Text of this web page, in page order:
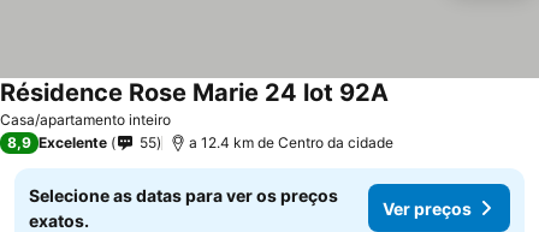
Casa/apartamento inteiro
Résidence Rose Marie 24 lot 92AVer preços
8,9 Excelente 55 a 12.4 km de Centro da cidade
Selecione as datas para ver os preços
exatos.
Ver preços